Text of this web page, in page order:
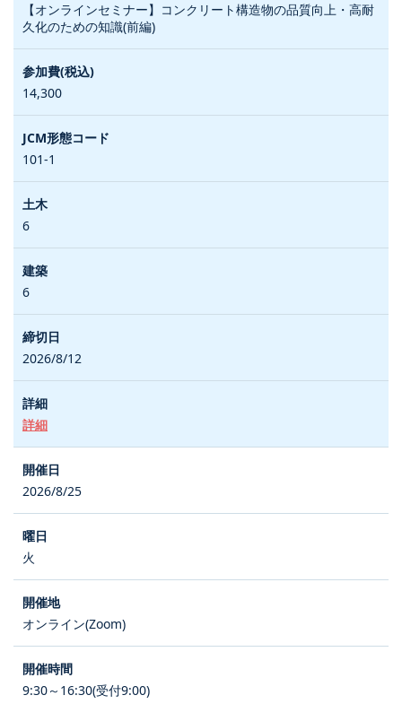
【オンラインセミナー】コンクリート構造物の品質向上・高耐
久化のための知識(前編)
14,300
101-1
6
6
2026/8/12
詳細
2026/8/25
火
オンライン(Zoom)
9:30～16:30(受付9:00)